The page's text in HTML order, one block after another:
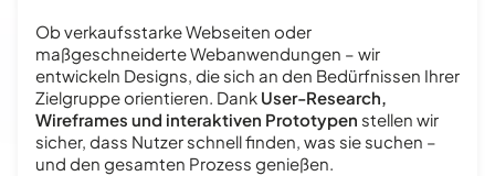
Ob verkaufsstarke Webseiten oder
maßgeschneiderte Webanwendungen – wir
entwickeln Designs, die sich an den Bedürfnissen Ihrer
Zielgruppe orientieren. Dank User-Research,
Wireframes und interaktiven Prototypen stellen wir
sicher, dass Nutzer schnell finden, was sie suchen –
und den gesamten Prozess genießen.